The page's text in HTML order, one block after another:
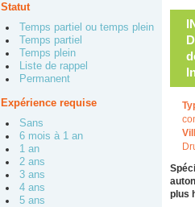
Statut
Temps partiel ou temps plein
Temps partiel
Temps plein
Liste de rappel
Permanent
Expérience requise
Sans
6 mois à 1 an
1 an
2 ans
3 ans
4 ans
5 ans
plus